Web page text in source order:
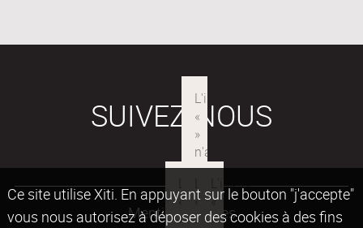
Ce site utilise Xiti. En appuyant sur le bouton "j'accepte"
vous nous autorisez à déposer des cookies à des fins
SUIVEZ-NOUS
Mentions légales